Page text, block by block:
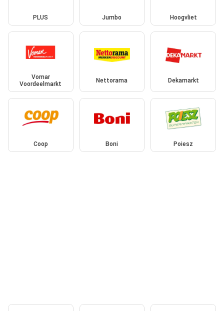
PLUS Jumbo Hoogvliet
Vomar
Voordeelmarkt
Nettorama Dekamarkt
Coop Boni Poiesz